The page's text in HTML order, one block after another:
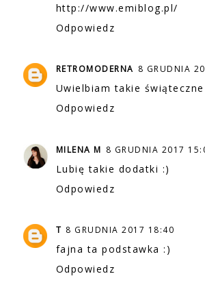
http://www.emiblog.pl/
Odpowiedz
RETROMODERNA 8 GRUDNIA
Uwielbiam takie
Odpowiedz
MILENA M 8 GRUDNIA 2017
Lubię takie dodatki :)
Odpowiedz
T 8 GRUDNIA 2017 18:40
fajna ta podstawka :)
Odpowiedz